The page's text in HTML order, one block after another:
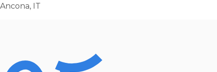
Ancona, IT